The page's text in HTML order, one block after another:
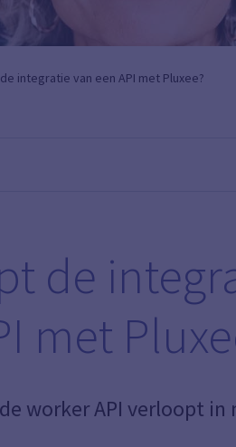
integratie van een API met Pluxee?
de
met
worker API verloopt in